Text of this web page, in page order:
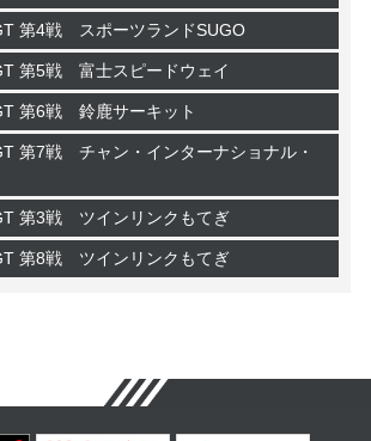
第4戦 スポーツランドSUGO
第5戦 富士スピードウェイ
第6戦 鈴鹿サーキット
第7戦 チャン・インターナショナル・
第3戦 ツインリンクもてぎ
第8戦 ツインリンクもてぎ